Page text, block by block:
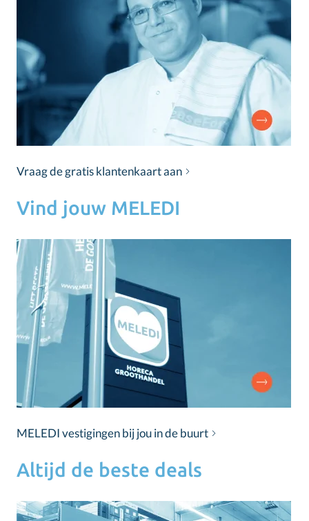
Vraag de gratis klantenkaart aan
Vind jouw MELEDI
MELEDI vestigingen bij jou in de buurt
Altijd de beste deals